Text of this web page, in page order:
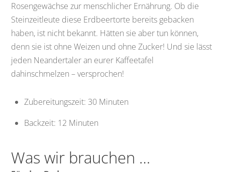
Rosengewächse zur menschlicher Ernährung. Ob die
Steinzeitleute diese Erdbeertorte bereits gebacken
haben, ist nicht bekannt. Hätten sie aber tun können,
denn sie ist ohne Weizen und ohne Zucker! Und sie lässt
jeden Neandertaler an eurer Kaffeetafel
dahinschmelzen – versprochen!
Zubereitungszeit: 30 Minuten
Backzeit: 12 Minuten
Was wir brauchen …